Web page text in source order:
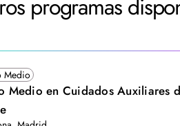
programas
Medio
Medio en Cuidados Auxiliares